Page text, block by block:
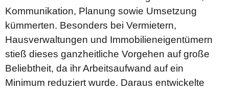
Kommunikation, Planung sowie Umsetzung
kümmerten. Besonders bei Vermietern,
Hausverwaltungen und Immobilieneigentümern
stieß dieses ganzheitliche Vorgehen auf große
Beliebtheit, da ihr Arbeitsaufwand auf ein
Minimum reduziert wurde. Daraus entwickelte